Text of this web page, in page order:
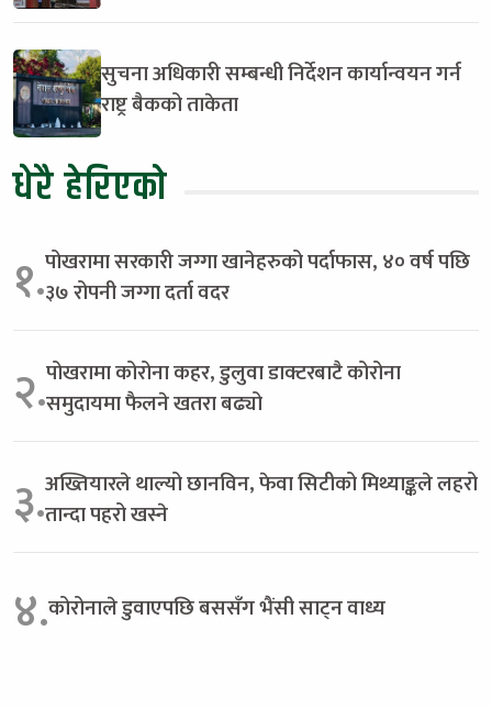
सुचना अधिकारी सम्बन्धी निर्देशन कार्यान्वयन गर्न
राष्ट्र बैकको ताकेता
धेरै हेरिएको
१.पोखरामा सरकारी जग्गा खानेहरुको पर्दाफास, ४० वर्ष पछि
३७ रोपनी जग्गा दर्ता वदर
२.पोखरामा कोरोना कहर, डुलुवा डाक्टरबाटै कोरोना
समुदायमा फैलने खतरा बढ्यो
३.अख्तियारले थाल्यो छानविन, फेवा सिटीको मिथ्याङ्कले लहरो
तान्दा पहरो खस्ने
४.कोरोनाले डुवाएपछि बससँग भैंसी साट्न वाध्य